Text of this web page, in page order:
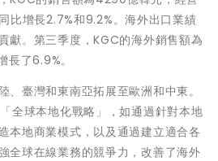
比增長2.7%和9.2%。海外出口業績
獻。第三季度，KGC的海外銷售額為
了6.9%。
、臺灣和東南亞拓展至歐洲和中東。
全球本地化戰略」，如通過針對本地
本地商業模式，以及通過建立適合各
全球在線業務的競爭力，改善了海外